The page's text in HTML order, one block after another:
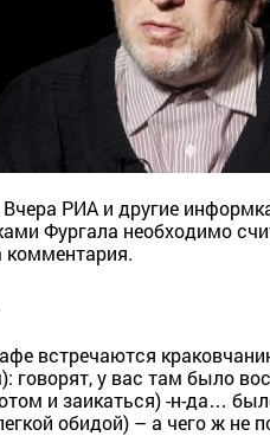
Вчера РИА и другие
Фургала необходимо
встречаются
у вас там было
и заикаться) -н-да…
обидой) – а чего ж не